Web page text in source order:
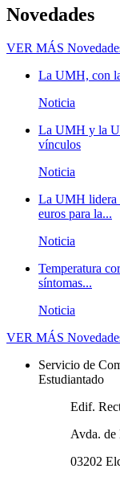
Novedades
VER MÁS
La UMH, con
Noticia
La UMH y la
vínculos
Noticia
La UMH lidera
euros para la...
Noticia
Temperatura
síntomas...
Noticia
VER MÁS
Servicio de
Estudiantado
Edif.
Avda. de
03202